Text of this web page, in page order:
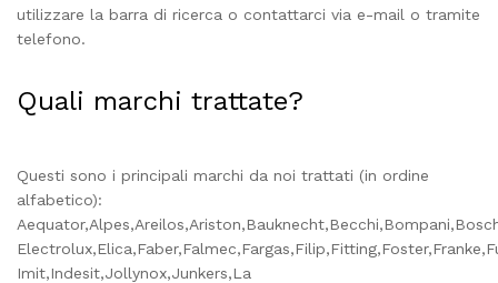
utilizzare la barra di ricerca o contattarci via e-mail o tramite
telefono.
Quali marchi trattate?
Questi sono i principali marchi da noi trattati (in ordine
alfabetico):
Imit,Indesit,Jollynox,Junkers,La